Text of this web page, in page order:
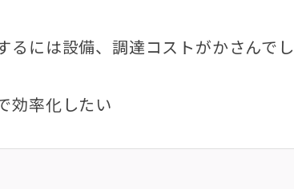
るには設備、調達コストがかさんで
効率化したい